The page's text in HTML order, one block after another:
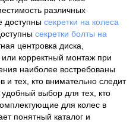
различных
доступны секретки на колеса
секретки болты на
центровка диска,
корректный монтаж при
наиболее востребованы
и тех, кто внимательно следит
выбор для тех, кто
для колес в
понятный каталог и